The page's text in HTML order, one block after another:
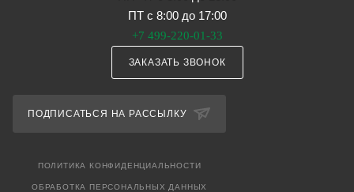
ПТ с 8:00 до 17:00
+7 499-220-01-33
ЗАКАЗАТЬ ЗВОНОК
ПОДПИСАТЬСЯ НА РАССЫЛКУ
ПОЛИТИКА КОНФИДЕНЦИАЛЬНОСТИ
ОБРАБОТКА ПЕРСОНАЛЬНЫХ ДАННЫХ